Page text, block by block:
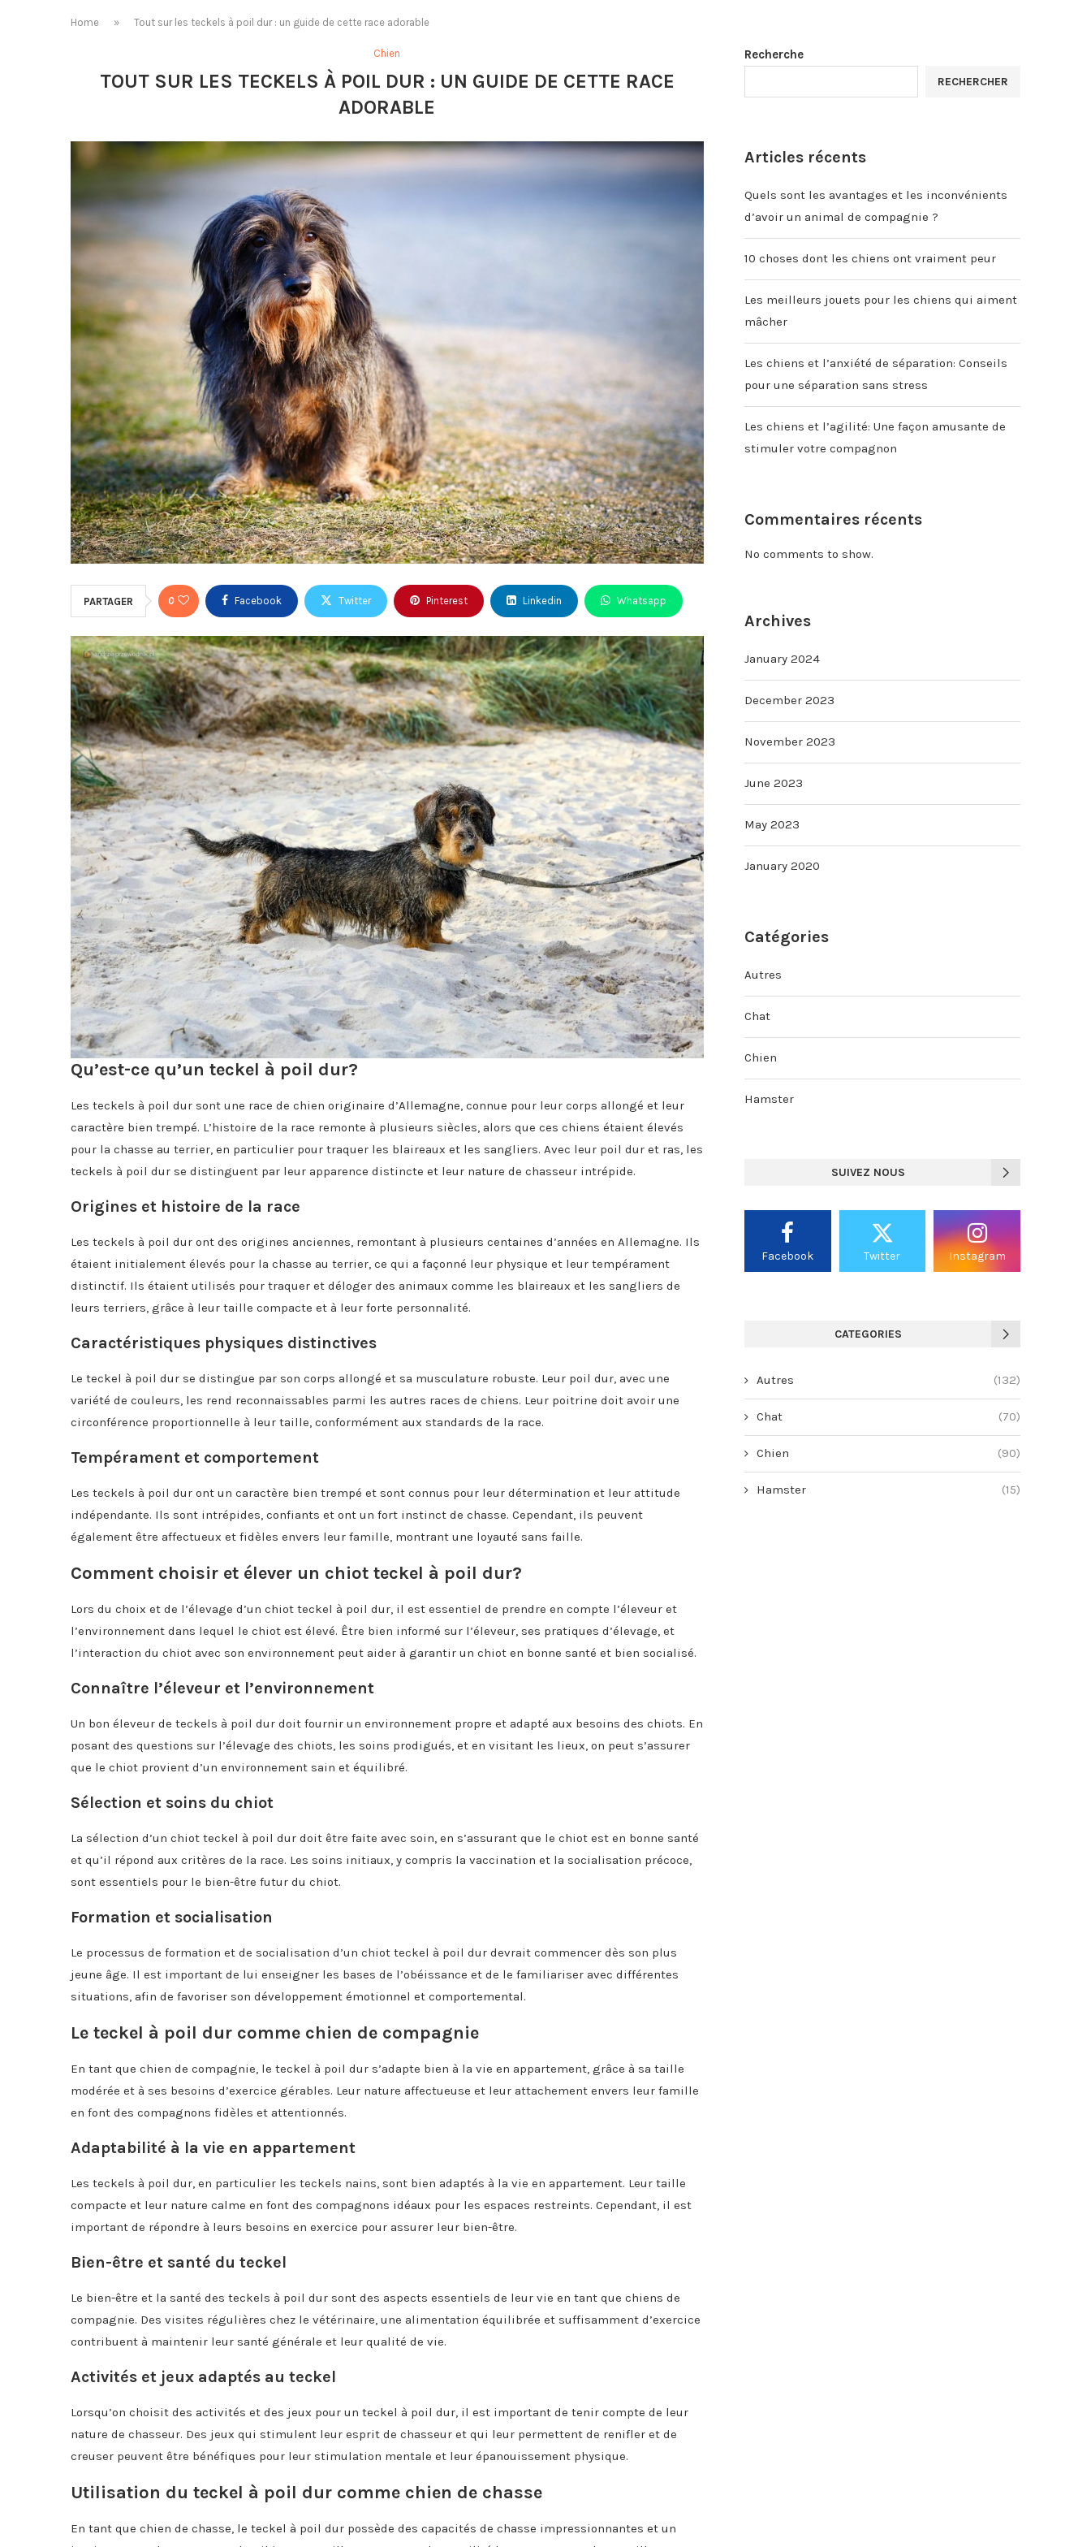
Home » Tout sur les teckels à poil dur : un guide de cette race adorable
Chien
TOUT SUR LES TECKELS À POIL DUR : UN GUIDE DE CETTE RACE
ADORABLE
PARTAGER 0 Facebook Twitter Pinterest Linkedin Whatsapp
Qu’est-ce qu’un teckel à poil dur?
Les teckels à poil dur sont une race de chien originaire d’Allemagne, connue pour leur corps allongé et leur
caractère bien trempé. L’histoire de la race remonte à plusieurs siècles, alors que ces chiens étaient élevés
pour la chasse au terrier, en particulier pour traquer les blaireaux et les sangliers. Avec leur poil dur et ras, les
teckels à poil dur se distinguent par leur apparence distincte et leur nature de chasseur intrépide.
Origines et histoire de la race
Les teckels à poil dur ont des origines anciennes, remontant à plusieurs centaines d’années en Allemagne. Ils
étaient initialement élevés pour la chasse au terrier, ce qui a façonné leur physique et leur tempérament
distinctif. Ils étaient utilisés pour traquer et déloger des animaux comme les blaireaux et les sangliers de
leurs terriers, grâce à leur taille compacte et à leur forte personnalité.
Caractéristiques physiques distinctives
Le teckel à poil dur se distingue par son corps allongé et sa musculature robuste. Leur poil dur, avec une
variété de couleurs, les rend reconnaissables parmi les autres races de chiens. Leur poitrine doit avoir une
circonférence proportionnelle à leur taille, conformément aux standards de la race.
Tempérament et comportement
Les teckels à poil dur ont un caractère bien trempé et sont connus pour leur détermination et leur attitude
indépendante. Ils sont intrépides, confiants et ont un fort instinct de chasse. Cependant, ils peuvent
également être affectueux et fidèles envers leur famille, montrant une loyauté sans faille.
Comment choisir et élever un chiot teckel à poil dur?
Lors du choix et de l’élevage d’un chiot teckel à poil dur, il est essentiel de prendre en compte l’éleveur et
l’environnement dans lequel le chiot est élevé. Être bien informé sur l’éleveur, ses pratiques d’élevage, et
l’interaction du chiot avec son environnement peut aider à garantir un chiot en bonne santé et bien socialisé.
Connaître l’éleveur et l’environnement
Un bon éleveur de teckels à poil dur doit fournir un environnement propre et adapté aux besoins des chiots. En
posant des questions sur l’élevage des chiots, les soins prodigués, et en visitant les lieux, on peut s’assurer
que le chiot provient d’un environnement sain et équilibré.
Sélection et soins du chiot
La sélection d’un chiot teckel à poil dur doit être faite avec soin, en s’assurant que le chiot est en bonne santé
et qu’il répond aux critères de la race. Les soins initiaux, y compris la vaccination et la socialisation précoce,
sont essentiels pour le bien-être futur du chiot.
Formation et socialisation
Le processus de formation et de socialisation d’un chiot teckel à poil dur devrait commencer dès son plus
jeune âge. Il est important de lui enseigner les bases de l’obéissance et de le familiariser avec différentes
situations, afin de favoriser son développement émotionnel et comportemental.
Le teckel à poil dur comme chien de compagnie
En tant que chien de compagnie, le teckel à poil dur s’adapte bien à la vie en appartement, grâce à sa taille
modérée et à ses besoins d’exercice gérables. Leur nature affectueuse et leur attachement envers leur famille
en font des compagnons fidèles et attentionnés.
Adaptabilité à la vie en appartement
Les teckels à poil dur, en particulier les teckels nains, sont bien adaptés à la vie en appartement. Leur taille
compacte et leur nature calme en font des compagnons idéaux pour les espaces restreints. Cependant, il est
important de répondre à leurs besoins en exercice pour assurer leur bien-être.
Bien-être et santé du teckel
Le bien-être et la santé des teckels à poil dur sont des aspects essentiels de leur vie en tant que chiens de
compagnie. Des visites régulières chez le vétérinaire, une alimentation équilibrée et suffisamment d’exercice
contribuent à maintenir leur santé générale et leur qualité de vie.
Activités et jeux adaptés au teckel
Lorsqu’on choisit des activités et des jeux pour un teckel à poil dur, il est important de tenir compte de leur
nature de chasseur. Des jeux qui stimulent leur esprit de chasseur et qui leur permettent de renifler et de
creuser peuvent être bénéfiques pour leur stimulation mentale et leur épanouissement physique.
Utilisation du teckel à poil dur comme chien de chasse
En tant que chien de chasse, le teckel à poil dur possède des capacités de chasse impressionnantes et un
Recherche
RECHERCHER
Articles récents
Quels sont les avantages et les inconvénients
d’avoir un animal de compagnie ?
10 choses dont les chiens ont vraiment peur
Les meilleurs jouets pour les chiens qui aiment
mâcher
Les chiens et l’anxiété de séparation: Conseils
pour une séparation sans stress
Les chiens et l’agilité: Une façon amusante de
stimuler votre compagnon
Commentaires récents
No comments to show.
Archives
January 2024
December 2023
November 2023
June 2023
May 2023
January 2020
Catégories
Autres
Chat
Chien
Hamster
SUIVEZ NOUS
Facebook Twitter Instagram
CATEGORIES
Autres (132)
Chat (70)
Chien (90)
Hamster (15)